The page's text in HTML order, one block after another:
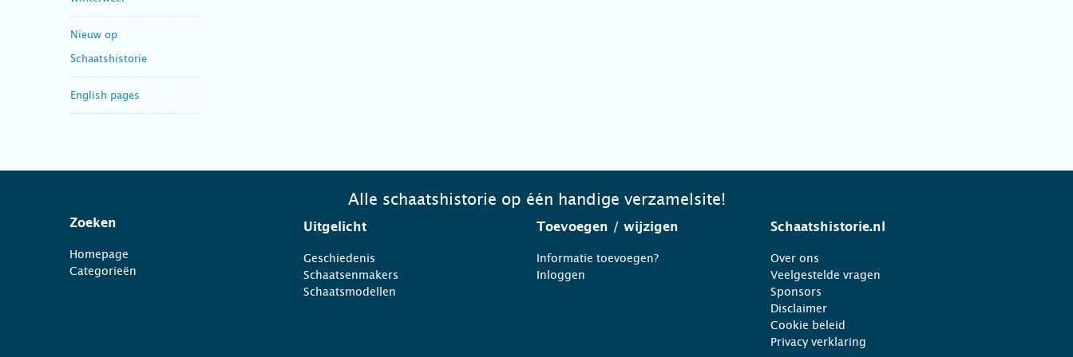
Nieuw op
Schaatshistorie
English pages
Alle schaatshistorie op één handige verzamelsite!
Zoeken
Homepage
Categorieën
Uitgelicht
Geschiedenis
Schaatsenmakers
Schaatsmodellen
Toevoegen / wijzigen
Informatie toevoegen?
Inloggen
Schaatshistorie.nl
Over ons
Veelgestelde vragen
Sponsors
Disclaimer
Cookie beleid
Privacy verklaring